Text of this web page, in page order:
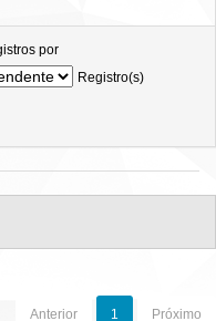
por
Registro(s)
Anterior 1 Próximo